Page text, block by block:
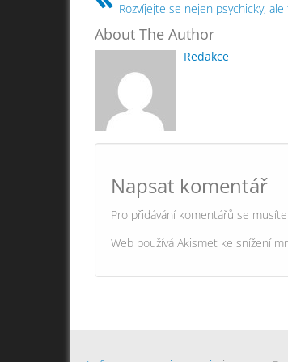
Rozvíjejte se nejen psychicky, ale
About The Author
Redakce
Napsat komentář
Pro přidávání komentářů se
Web používá Akismet ke snížení